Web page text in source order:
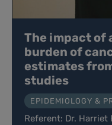
The impact of
burden of
estimates
studies
EPIDEMIOLOGY &
Referent: Dr. Harriet